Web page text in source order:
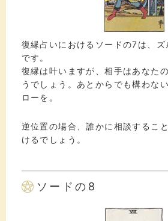
復縁占いにおけるソードの7は、ズ
です。
復縁は叶いますが、相手はあなた
うでしょう。あとからでも構わな
ローを。
逆位置の場合、誰かに相談するこ
けるでしょう。
ソードの8